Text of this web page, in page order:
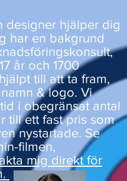
designer hjälper dig
har en bakgrund
år och 1700
till att ta fram,
& logo. Vi
i obegränsat antal
till ett fast pris som
nystartade. Se
filmen,
mig direkt för